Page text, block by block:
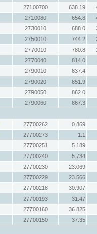
27100700 638.19
2710080 654.8
2730010 688.0
2750010 744.2
2770010 780.8
2770040 814.0
2790010
837.4
2790020
851.9
2790050
862.0
2790060
867.3
27700262
0.869
27700273
1.1
27700251
5.189
27700240
5.734
27700230
23.069
27700229
23.566
27700218
30.907
27700193
31.47
27700160
36.825
27700150
37.35